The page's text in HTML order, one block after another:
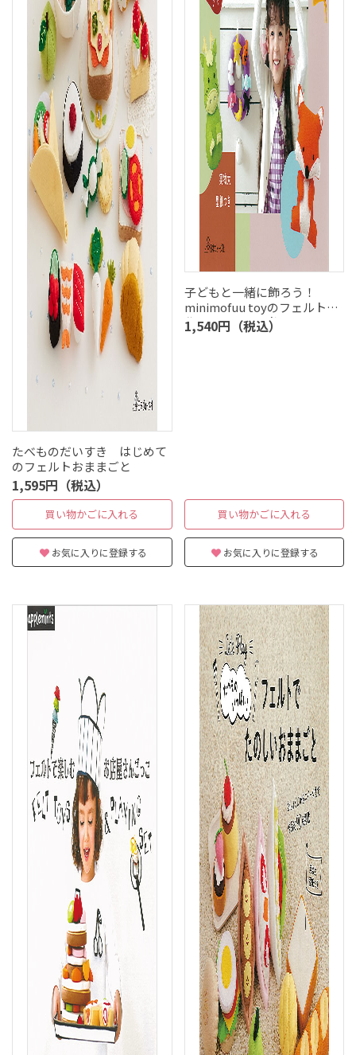
たべものだいすき はじめて
のフェルトおままごと
1,595円（税込）
買い物かごに入れる
お気に入りに登録する
子どもと一緒に飾ろう！
minimofuu toyのフェルトで
作る、12ヶ月の飾り
1,540円（税込）
買い物かごに入れる
お気に入りに登録する